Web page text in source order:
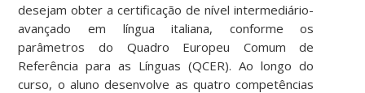
desejam obter a certificação de nível intermediário-
avançado em língua italiana, conforme os
parâmetros do Quadro Europeu Comum de
Referência para as Línguas (QCER). Ao longo do
curso, o aluno desenvolve as quatro competências